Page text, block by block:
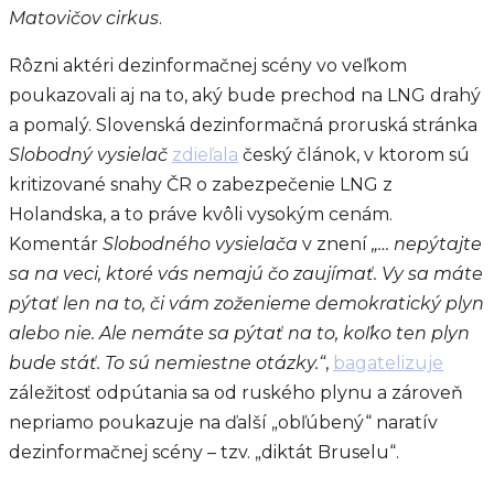
Matovičov cirkus.
Rôzni aktéri dezinformačnej scény vo veľkom
poukazovali aj na to, aký bude prechod na LNG drahý
a pomalý. Slovenská dezinformačná proruská stránka
Slobodný vysielač zdieľala český článok, v ktorom sú
kritizované snahy ČR o zabezpečenie LNG z
Holandska, a to práve kvôli vysokým cenám.
Komentár Slobodného vysielača v znení „… nepýtajte
sa na veci, ktoré vás nemajú čo zaujímať. Vy sa máte
pýtať len na to, či vám zoženieme demokratický plyn
alebo nie. Ale nemáte sa pýtať na to, koľko ten plyn
bude stáť. To sú nemiestne otázky.“, bagatelizuje
záležitosť odpútania sa od ruského plynu a zároveň
nepriamo poukazuje na ďalší „obľúbený“ naratív
dezinformačnej scény – tzv. „diktát Bruselu“.